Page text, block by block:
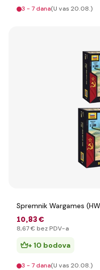
3 - 7 dana(U vas 20.08.)
Spremnik Wargames
10,83 €
8,67 € bez PDV-a
+ 10 bodova
3 - 7 dana(U vas 20.08.)